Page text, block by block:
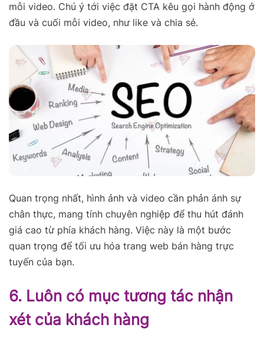
mỗi video. Chú ý tới việc đặt CTA kêu gọi hành động ở
đầu và cuối mỗi video, như like và chia sẻ.
Quan trọng nhất, hình ảnh và video cần phản ánh sự
chân thực, mang tính chuyên nghiệp để thu hút đánh
giá cao từ phía khách hàng. Việc này là một bước
quan trọng để tối ưu hóa trang web bán hàng trực
tuyến của bạn.
6. Luôn có mục tương tác nhận
xét của khách hàng